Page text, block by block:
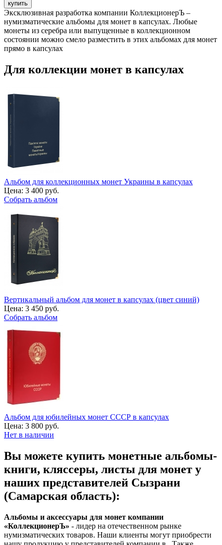
Эксклюзивная разработка компании КоллекционерЪ –
нумизматические альбомы для монет в капсулах. Любые
монеты из серебра или выпущенные в коллекционном
состоянии можно смело разместить в этих альбомах для монет
прямо в капсулах
Для коллекции монет в капсулах
Альбом для коллекционных монет Украины в капсулах
Цена: 3 400 руб.
Собрать альбом
Вертикальный альбом для монет в капсулах (цвет синий)
Цена: 3 450 руб.
Собрать альбом
Альбом для юбилейных монет СССР в капсулах
Цена: 3 800 руб.
Нет в наличии
Вы можете купить монетные альбомы-
книги, кляссеры, листы для монет у
наших представителей Сызрани
(Самарская область):
Альбомы и аксессуары для монет компании
«КоллекционерЪ» - лидер на отечественном рынке
нумизматических товаров. Наши клиенты могут приобрести